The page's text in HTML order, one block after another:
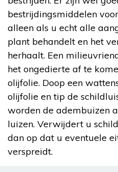
bestrijdingsmiddelen
alleen als u echt alle
plant behandelt en het
herhaalt. Een
het ongedierte af te
olijfolie. Doop een
olijfolie en tip de
worden de adembuizen
luizen. Verwijdert u
dan op dat u eventuele
verspreidt.